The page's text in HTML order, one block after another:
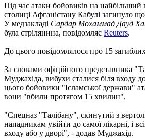
Під час атаки бойовиків на найбільший
столиці Афганістану Кабулі загинуло
У медзакладі Сардар Мохаммад Дауд
була стрілянина, повідомляє Reuters.
До цього повідомлялося про 15
За словами офіційного представника
Муджахіда, вибухи сталися біля входу
цього бойовики "Ісламської держави"
вони "вбили протягом 15 хвилин".
"Спецназ "Талібану", скинутий з
нападникам увійти до самої лікарні, і
входу або у дворі", - додав Муджахід.